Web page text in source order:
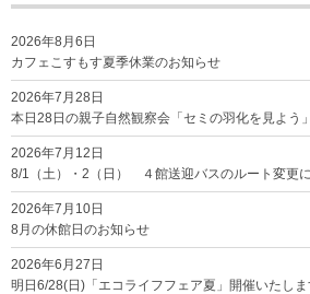
2026年8月6日
カフェこすもす夏季休業のお知らせ
2026年7月28日
本日28日の親子自然観察会「セミの羽化を見よう
2026年7月12日
8/1（土）・2（日） ４館送迎バスのルート変更
2026年7月10日
8月の休館日のお知らせ
2026年6月27日
明日6/28(日)「エコライフフェア夏」開催いたし